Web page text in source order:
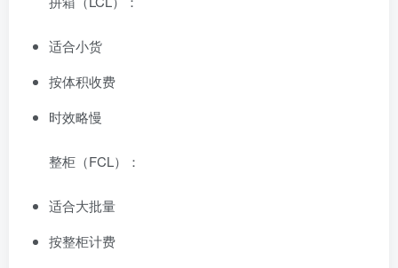
适合小货
按体积收费
时效略慢
整柜（FCL）：
适合大批量
按整柜计费